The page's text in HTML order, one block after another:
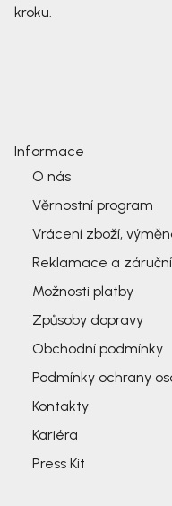
kroku.
Informace
O nás
Věrnostní program
Vrácení zboží,
Reklamace a
Možnosti platby
Způsoby dopravy
Obchodní podmínky
Podmínky ochrany
Kontakty
Kariéra
Press Kit